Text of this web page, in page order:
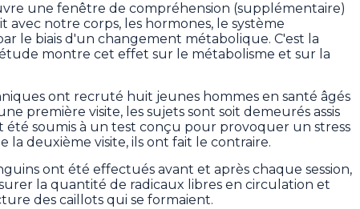
une fenêtre de compréhension (supplémentaire)
avec notre corps, les hormones, le système
le biais d'un changement métabolique. C'est la
montre cet effet sur le métabolisme et sur la
ont recruté huit jeunes hommes en santé âgés
première visite, les sujets sont soit demeurés assis
été soumis à un test conçu pour provoquer un stress
la deuxième visite, ils ont fait le contraire.
ont été effectués avant et après chaque session,
la quantité de radicaux libres en circulation et
des caillots qui se formaient.